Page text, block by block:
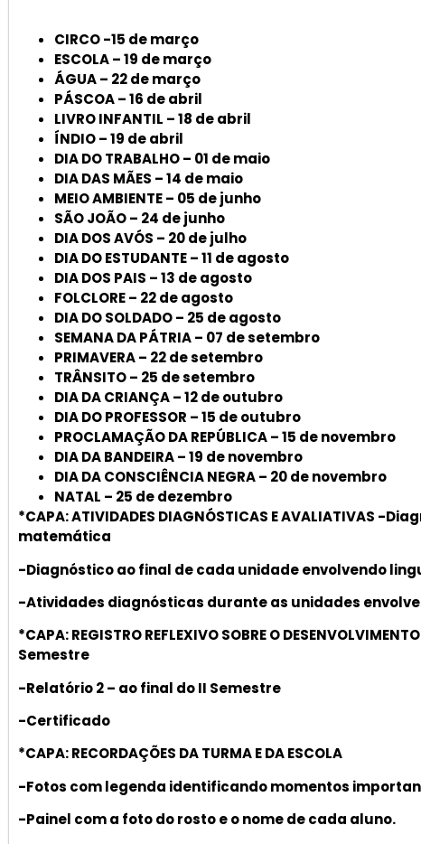
CIRCO -15 de março
ESCOLA – 19 de março
ÁGUA – 22 de março
PÁSCOA – 16 de abril
LIVRO INFANTIL – 18 de abril
ÍNDIO – 19 de abril
DIA DO TRABALHO – 01 de maio
DIA DAS MÃES – 14 de maio
MEIO AMBIENTE – 05 de junho
SÃO JOÃO – 24 de junho
DIA DOS AVÓS – 20 de julho
DIA DO ESTUDANTE – 11 de agosto
DIA DOS PAIS – 13 de agosto
FOLCLORE – 22 de agosto
DIA DO SOLDADO – 25 de agosto
SEMANA DA PÁTRIA – 07 de setembro
PRIMAVERA – 22 de setembro
TRÂNSITO – 25 de setembro
DIA DA CRIANÇA – 12 de outubro
DIA DO PROFESSOR – 15 de outubro
PROCLAMAÇÃO DA REPÚBLICA – 15 de novembro
DIA DA BANDEIRA – 19 de novembro
DIA DA CONSCIÊNCIA NEGRA – 20 de novembro
NATAL – 25 de dezembro
*CAPA: ATIVIDADES DIAGNÓSTICAS E AVALIATIVAS -
matemática
-Diagnóstico ao final de cada unidade envolvendo
-Atividades diagnósticas durante as unidades
*CAPA: REGISTRO REFLEXIVO SOBRE O
Semestre
-Relatório 2 – ao final do II Semestre
-Certificado
*CAPA: RECORDAÇÕES DA TURMA E DA ESCOLA
-Fotos com legenda identificando momentos
-Painel com a foto do rosto e o nome de cada aluno.